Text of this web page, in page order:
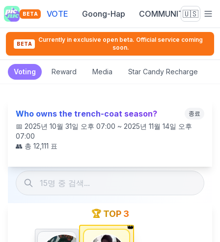
BETA VOTE Goong-Hap COMMUNITY🇺🇸
BETA
Currently in exclusive open beta. Official service coming
soon.
Voting Reward Media Star Candy Recharge
Who owns the trench-coat season? 종료
📅 2025년 10월 31일 오후 07:00 ~ 2025년 11월 14일 오후
07:00
👥 총 12,111 표
🏆 TOP 3
👑